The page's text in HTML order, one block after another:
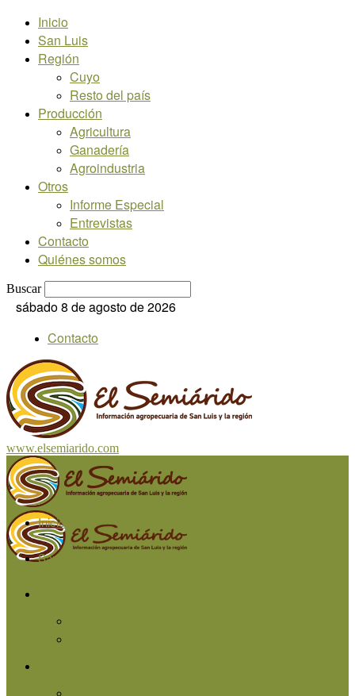
Inicio
San Luis
Región
Cuyo
Resto del país
Producción
Agricultura
Ganadería
Agroindustria
Otros
Informe Especial
Entrevistas
Contacto
Quiénes somos
Buscar
sábado 8 de agosto de 2026
Contacto
www.elsemiarido.com
Inicio
San Luis